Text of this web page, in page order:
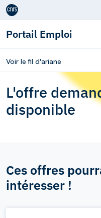
Aller au contenu
Portail Emploi
Voir le fil d'ariane
L'offre
disponible
Ces offres
intéresser !